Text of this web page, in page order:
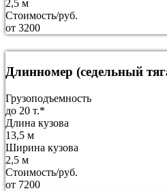
2,5 м
Стоимость/руб.
от 3200
Длинномер (седельный
Грузоподъемность
до 20 т.*
Длина кузова
13,5 м
Ширина кузова
2,5 м
Стоимость/руб.
от 7200